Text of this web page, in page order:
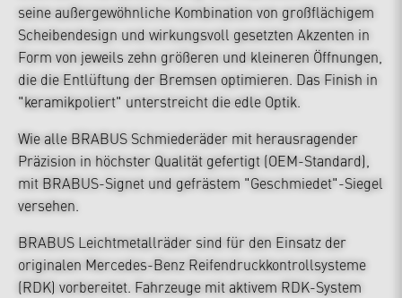
seine außergewöhnliche Kombination von großflächigem
Scheibendesign und wirkungsvoll gesetzten Akzenten in
Form von jeweils zehn größeren und kleineren Öffnungen,
die die Entlüftung der Bremsen optimieren. Das Finish in
"keramikpoliert" unterstreicht die edle Optik.
Wie alle BRABUS Schmiederäder mit herausragender
Präzision in höchster Qualität gefertigt (OEM-Standard),
mit BRABUS-Signet und gefrästem "Geschmiedet"-Siegel
versehen.
BRABUS Leichtmetallräder sind für den Einsatz der
originalen Mercedes-Benz Reifendruckkontrollsysteme
(RDK) vorbereitet. Fahrzeuge mit aktivem RDK-System